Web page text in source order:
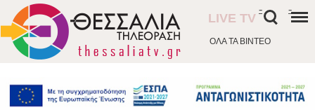
ΟΛΑ ΤΑ ΒΙΝΤΕΟ
LIVE TV
- -